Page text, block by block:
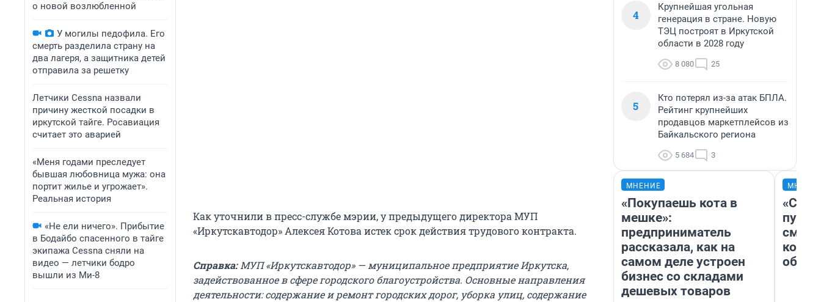
о новой возлюбленной
У могилы педофила. Его
смерть разделила страну на
два лагеря, а защитника детей
отправила за решетку
Летчики Cessna назвали
причину жесткой посадки в
иркутской тайге. Росавиация
считает это аварией
«Меня годами преследует
бывшая любовница мужа: она
портит жилье и угрожает».
Реальная история
«Не ели ничего». Прибытие
в Бодайбо спасенного в тайге
экипажа Cessna сняли на
видео — летчики бодро
вышли из Ми-8
Как уточнили в пресс-службе мэрии, у предыдущего директора МУП
«Иркутскавтодор» Алексея Котова истек срок действия трудового контракта.
Справка:МУП «Иркутскавтодор» — муниципальное предприятие Иркутска,
задействованное в сфере городского благоустройства. Основные направления
деятельности: содержание и ремонт городских дорог, уборка улиц, содержание
4
Крупнейшая угольная
генерация в стране. Новую
ТЭЦ построят в Иркутской
области в 2028 году
8 080 25
5
Кто потерял из-за атак БПЛА.
Рейтинг крупнейших
продавцов маркетплейсов из
Байкальского региона
5 684 3
МНЕНИЕ
«Покупаешь кота в
мешке»:
предприниматель
рассказала, как на
самом деле устроен
бизнес со складами
дешевых товаров